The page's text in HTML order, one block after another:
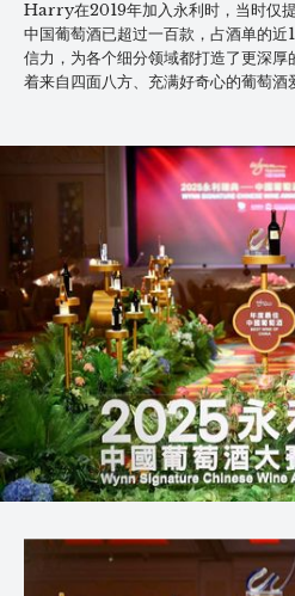
Harry在2019年加入永利时，当时仅
中国葡萄酒已超过一百款，占酒单的
信力，为各个细分领域都打造了更深厚
着来自四面八方、充满好奇心的葡萄酒